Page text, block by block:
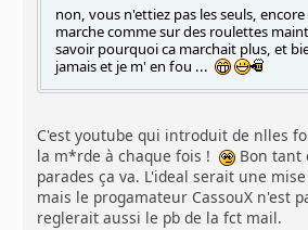
non, vous n'ettiez pas les seuls, encore
marche comme sur des roulettes
savoir pourquoi ca marchait plus, et
jamais et je m' en fou ...
C'est youtube qui introduit de nlles
la m*rde à chaque fois !
Bon tant
parades ça va. L'ideal serait une
mais le progamateur CassouX n'est
reglerait aussi le pb de la fct mail.